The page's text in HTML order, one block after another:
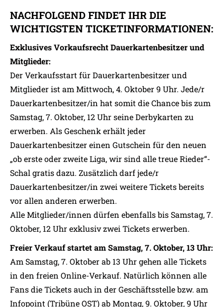
NACHFOLGEND FINDET IHR DIE
WICHTIGSTEN TICKETINFORMATIONEN:
Exklusives Vorkaufsrecht Dauerkartenbesitzer und
Mitglieder:
Der Verkaufsstart für Dauerkartenbesitzer und
Mitglieder ist am Mittwoch, 4. Oktober 9 Uhr. Jede/r
Dauerkartenbesitzer/in hat somit die Chance bis zum
Samstag, 7. Oktober, 12 Uhr seine Derbykarten zu
erwerben. Als Geschenk erhält jeder
Dauerkartenbesitzer einen Gutschein für den neuen
„ob erste oder zweite Liga, wir sind alle treue Rieder“-
Schal gratis dazu. Zusätzlich darf jede/r
Dauerkartenbesitzer/in zwei weitere Tickets bereits
vor allen anderen erwerben.
Alle Mitglieder/innen dürfen ebenfalls bis Samstag, 7.
Oktober, 12 Uhr exklusiv zwei Tickets erwerben.
Freier Verkauf startet am Samstag, 7. Oktober, 13 Uhr:
Am Samstag, 7. Oktober ab 13 Uhr gehen alle Tickets
in den freien Online-Verkauf. Natürlich können alle
Fans die Tickets auch in der Geschäftsstelle bzw. am
Infopoint (Tribüne OST) ab Montag, 9. Oktober, 9 Uhr